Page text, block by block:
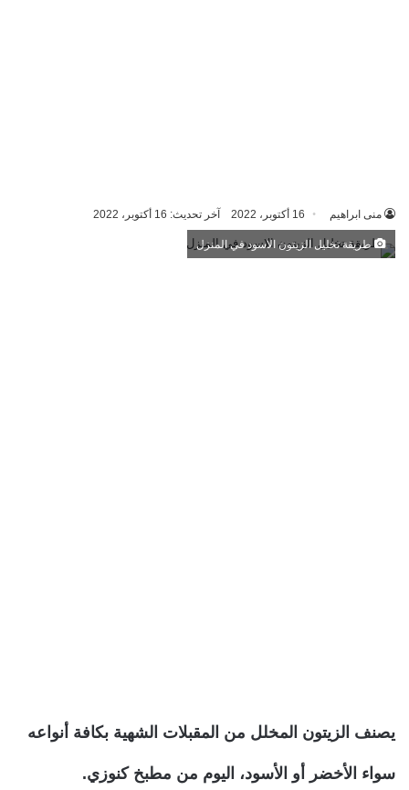
منى ابراهيم 16 أكتوبر، 2022 آخر تحديث: 16 أكتوبر، 2022
طريقة تخليل الزيتون الاسود في المنزل
يصنف الزيتون المخلل من المقبلات الشهية بكافة أنواعه
سواء الأخضر أو الأسود، اليوم من مطبخ كنوزي.